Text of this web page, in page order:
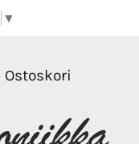
▼
Ostoskori